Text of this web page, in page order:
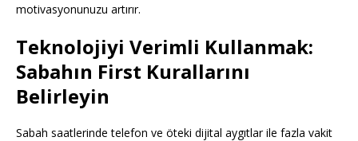
motivasyonunuzu artırır.
Teknolojiyi Verimli Kullanmak:
Sabahın First Kurallarını
Belirleyin
Sabah saatlerinde telefon ve öteki dijital aygıtlar ile fazla vakit